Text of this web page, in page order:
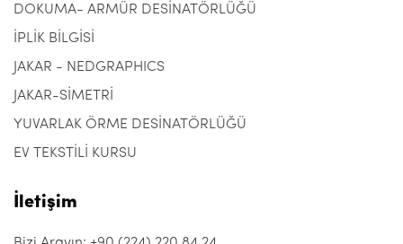
DOKUMA- ARMÜR DESİNATÖRLÜĞÜ
İPLİK BİLGİSİ
JAKAR - NEDGRAPHICS
JAKAR-SİMETRİ
YUVARLAK ÖRME DESİNATÖRLÜĞÜ
EV TEKSTİLİ KURSU
İletişim